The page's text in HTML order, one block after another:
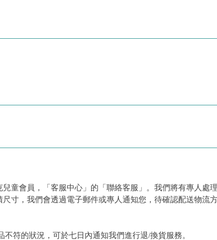
童會員，「客服中心」的「聯絡客服」。我們將有專人處理
寸，我們會透過電子郵件或專人通知您，待確認配送物流
符的狀況，可於七日內通知我們進行退/換貨服務。